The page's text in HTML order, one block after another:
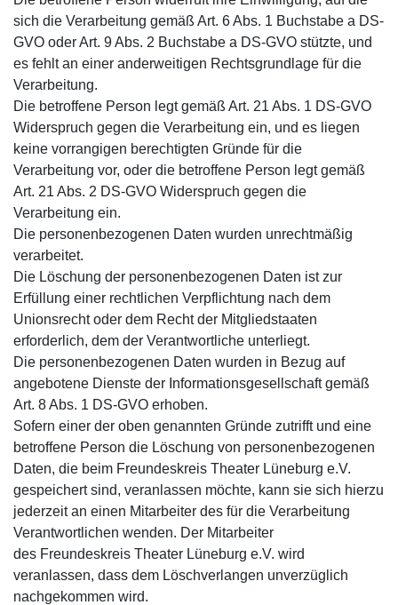
sich die Verarbeitung gemäß Art. 6 Abs. 1 Buchstabe a DS-
GVO oder Art. 9 Abs. 2 Buchstabe a DS-GVO stützte, und
es fehlt an einer anderweitigen Rechtsgrundlage für die
Verarbeitung.
Die betroffene Person legt gemäß Art. 21 Abs. 1 DS-GVO
Widerspruch gegen die Verarbeitung ein, und es liegen
keine vorrangigen berechtigten Gründe für die
Verarbeitung vor, oder die betroffene Person legt gemäß
Art. 21 Abs. 2 DS-GVO Widerspruch gegen die
Verarbeitung ein.
Die personenbezogenen Daten wurden unrechtmäßig
verarbeitet.
Die Löschung der personenbezogenen Daten ist zur
Erfüllung einer rechtlichen Verpflichtung nach dem
Unionsrecht oder dem Recht der Mitgliedstaaten
erforderlich, dem der Verantwortliche unterliegt.
Die personenbezogenen Daten wurden in Bezug auf
angebotene Dienste der Informationsgesellschaft gemäß
Art. 8 Abs. 1 DS-GVO erhoben.
Sofern einer der oben genannten Gründe zutrifft und eine
betroffene Person die Löschung von personenbezogenen
Daten, die beim Freundeskreis Theater Lüneburg e.V.
gespeichert sind, veranlassen möchte, kann sie sich hierzu
jederzeit an einen Mitarbeiter des für die Verarbeitung
Verantwortlichen wenden. Der Mitarbeiter
des Freundeskreis Theater Lüneburg e.V. wird
veranlassen, dass dem Löschverlangen unverzüglich
nachgekommen wird.